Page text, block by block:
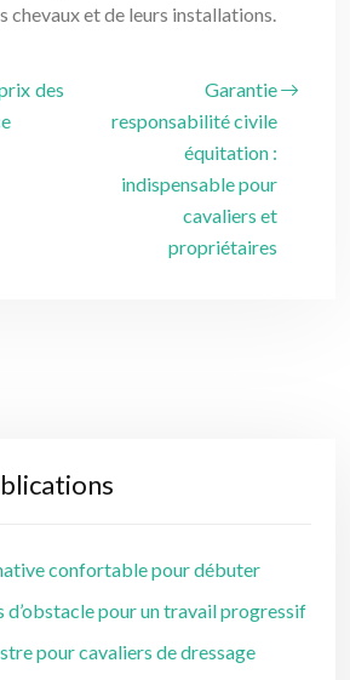
chevaux et de leurs installations.
des
Garantie
responsabilité civile
équitation :
indispensable pour
cavaliers et
propriétaires
confortable pour débuter
d’obstacle pour un travail progressif
pour cavaliers de dressage